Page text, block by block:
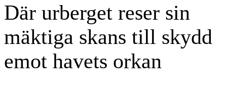
Där urberget reser sin
mäktiga skans till skydd
emot havets orkan